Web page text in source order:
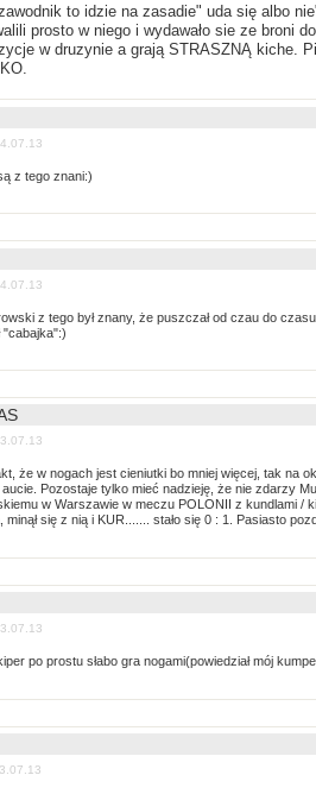
to idzie na zasadie" uda się albo
prosto w niego i wydawało sie ze broni
w druzynie a grają STRASZNĄ kiche.
z tego znani:)
z tego był znany, że puszczał od czau do
"cabajka":)
że w nogach jest cieniutki bo mniej więcej, tak na
aucie. Pozostaje tylko mieć nadzieję, że nie zdarzy
w Warszawie w meczu POLONII z kundlami /
minął się z nią i KUR....... stało się 0 : 1. Pasiasto
po prostu słabo gra nogami(powiedział mój